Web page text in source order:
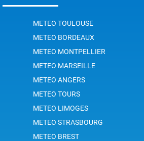
METEO TOULOUSE
METEO BORDEAUX
METEO MONTPELLIER
METEO MARSEILLE
METEO ANGERS
METEO TOURS
METEO LIMOGES
METEO STRASBOURG
METEO BREST